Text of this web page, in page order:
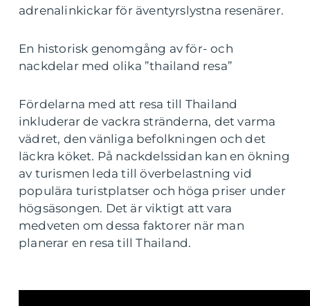
adrenalinkickar för äventyrslystna resenärer.
En historisk genomgång av för- och
nackdelar med olika ”thailand resa”
Fördelarna med att resa till Thailand
inkluderar de vackra stränderna, det varma
vädret, den vänliga befolkningen och det
läckra köket. På nackdelssidan kan en ökning
av turismen leda till överbelastning vid
populära turistplatser och höga priser under
högsäsongen. Det är viktigt att vara
medveten om dessa faktorer när man
planerar en resa till Thailand.